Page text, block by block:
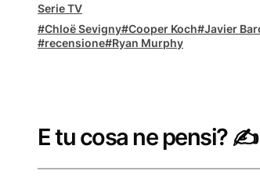
Serie TV
Chloë Sevigny Cooper Koch Javier
recensione Ryan Murphy
E tu cosa ne pensi? ✍️